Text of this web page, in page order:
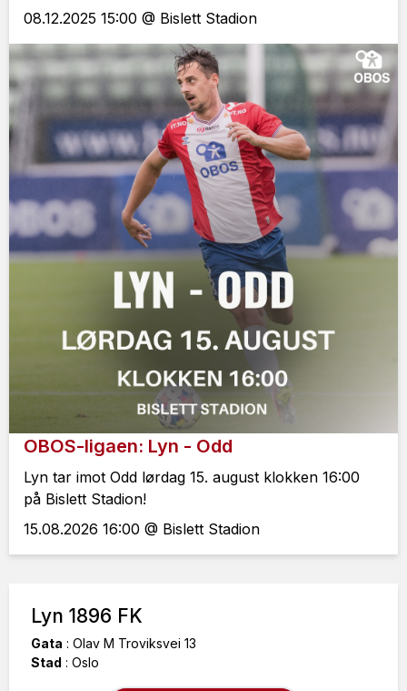
08.12.2025 15:00 @ Bislett Stadion
OBOS-ligaen: Lyn - Odd
Lyn tar imot Odd lørdag 15. august klokken 16:00
på Bislett Stadion!
15.08.2026 16:00 @ Bislett Stadion
Lyn 1896 FK
Gata : Olav M Troviksvei 13
Stad : Oslo